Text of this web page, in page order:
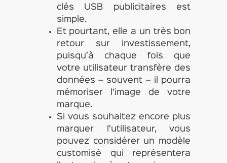
clés USB publicitaires est
simple.
Et pourtant, elle a un très bon
retour sur investissement,
puisqu’à chaque fois que
votre utilisateur transfère des
données – souvent – il pourra
mémoriser l’image de votre
marque.
Si vous souhaitez encore plus
marquer l’utilisateur, vous
pouvez considérer un modèle
customisé qui représentera